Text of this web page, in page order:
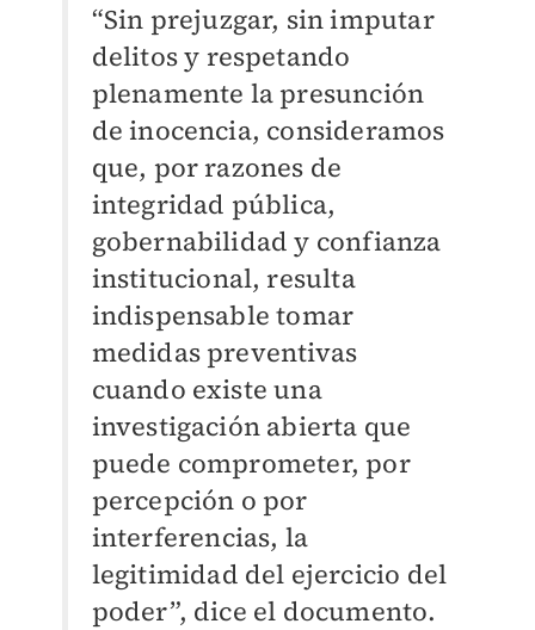
“Sin prejuzgar, sin imputar
delitos y respetando
plenamente la presunción
de inocencia, consideramos
que, por razones de
integridad pública,
gobernabilidad y confianza
institucional, resulta
indispensable tomar
medidas preventivas
cuando existe una
investigación abierta que
puede comprometer, por
percepción o por
interferencias, la
legitimidad del ejercicio del
poder”, dice el documento.